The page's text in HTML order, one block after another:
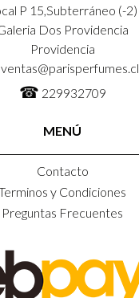
P 15,Subterráneo (-2)
Dos Providencia
Providencia
ventas@parisperfumes.cl
☎ 229932709
MENÚ
Contacto
y Condiciones
Preguntas Frecuentes